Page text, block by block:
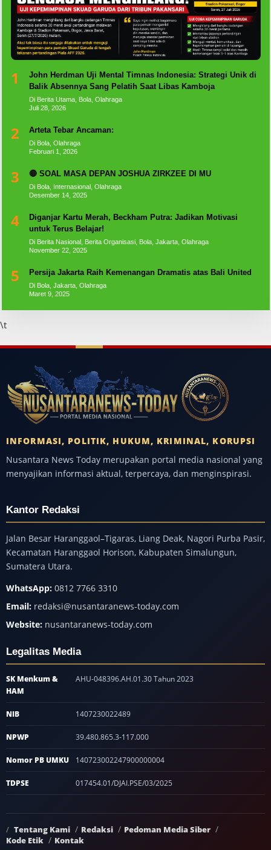
1
John Herdman Uji Mental Timnas Indonesia: Strategi Unik di
Balik Absennya Sang Pelatih Saat Libas Kamboja
Di Berita Utama, Bola, Olahraga
Juli 28, 2026
2 Arteta Tebar Ancaman:
Di Bola, Olahraga
Februari 1, 2026
3 🔴 SOAL MASA DEPAN JOSHUA ZIRKZEE DI MU
Di Bola, Internasional, Olahraga
Desember 14, 2025
4
Diganjar Kartu Merah, Beckham Putra: Jadikan Motivasi
untuk Terus Belajar!
Di Berita Nasional, Berita Organisasi, Bola, Jakarta, Olahraga
November 22, 2025
5 Persija Jakarta Raih Kemenangan Dramatis atas Bali United
Di Bola, Jakarta, Olahraga
Maret 9, 2025
\t
INFORMASI, POLITIK, HUKUM, KRIMINAL, KORUPSI
Nusantara News Today merupakan portal media nasional yang
menyajikan informasi aktual, terpercaya, dan menginspirasi.
Kantor Redaksi
Jalan Besar Haranggaol–Tigaras, Liang Deak, Nagori Purba Pasir,
Kecamatan Haranggaol Horison, Kabupaten Simalungun,
Sumatera Utara.
WhatsApp: 0812 7766 3310
Email: redaksi@nusantaranews-today.com
Website: nusantaranews-today.com
Legalitas Media
SK Menkum &
HAM
AHU-048396.AH.01.30 Tahun 2023
NIB 1407230022489
NPWP 39.480.865.3-117.000
Nomor PB UMKU 140723002247900000004
TDPSE 017454.01/DJAI.PSE/03/2025
Tentang Kami Redaksi
Pedoman Media Siber
Kode Etik
Kontak